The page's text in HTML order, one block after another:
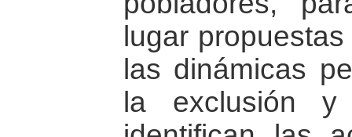
lugar
las dinámicas
la exclusión